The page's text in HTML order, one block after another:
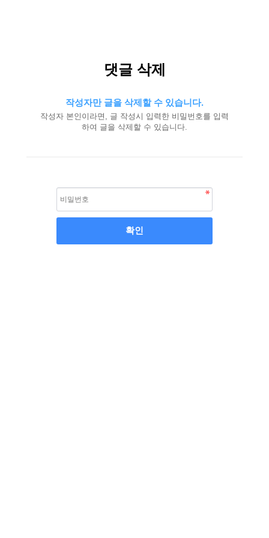
댓글 삭제
작성자만 글을 삭제할 수 있습니다.
작성자 본인이라면, 글 작성시 입력한 비밀번호를 입력
하여 글을 삭제할 수 있습니다.